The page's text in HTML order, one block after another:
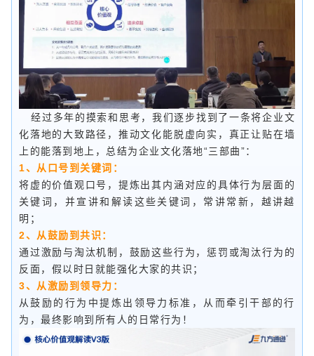
经过多年的摸索和思考，我们逐步找到了一条将企业文
化落地的大致路径，推动文化能脱虚向实，真正让贴在墙
上的能落到地上，总结为企业文化落地“三部曲”：
1、从口号到关键词：
将虚的价值观口号，提炼出其内涵对应的具体行为层面的
关键词，并宣讲和解读这些关键词，常讲常新，越讲越
明；
2、从鼓励到共识：
通过激励与淘汰机制，鼓励这些行为，惩罚或淘汰行为的
反面，假以时日就能强化大家的共识；
3、从激励到领导力：
从鼓励的行为中提炼出领导力标准，从而牵引干部的行
为，最终影响到所有人的日常行为！